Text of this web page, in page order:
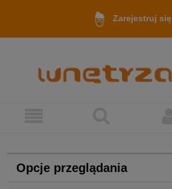
Zarejestruj się
Opcje przeglądania